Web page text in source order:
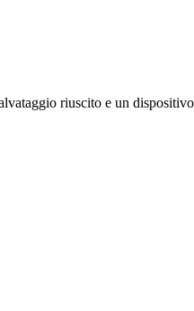
riuscito e un